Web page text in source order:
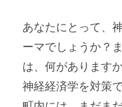
あなたにとって、
ーマでしょうか？
は、何があります
神経経済学を対策